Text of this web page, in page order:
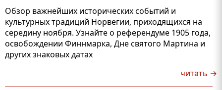
Обзор важнейших исторических событий и
культурных традиций Норвегии, приходящихся на
середину ноября. Узнайте о референдуме 1905 года,
освобождении Финнмарка, Дне святого Мартина и
других знаковых датах
читать →